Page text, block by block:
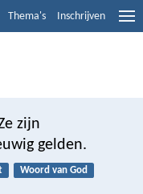
Thema's Inschrijven
zijn
gelden.
Woord van God